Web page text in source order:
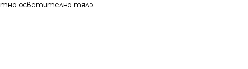
осветително тяло.